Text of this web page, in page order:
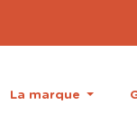
La marque